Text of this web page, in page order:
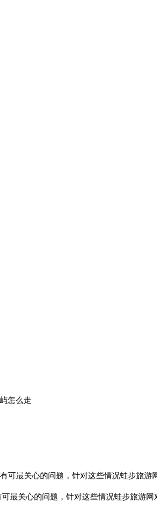
怎么走
可最关心的问题，针对这些情况蛙步旅
最关心的问题，针对这些情况蛙步旅游